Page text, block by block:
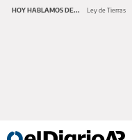
HOY HABLAMOS DE... Ley de Tierras